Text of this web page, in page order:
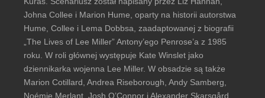
Johna Collee i Marion Hume, oparty na historii autorstwa
Hume, Collee i Lema Dobbsa, zaadaptowanej z biografii
„The Lives of Lee Miller” Antony’ego Penrose’a z 1985
roku. W roli głównej występuje Kate Winslet jako
dziennikarka wojenna Lee Miller. W obsadzie są także
Marion Cotillard, Andrea Riseborough, Andy Samberg,
Noémie Merlant, Josh O’Connor i Alexander Skarsgård.